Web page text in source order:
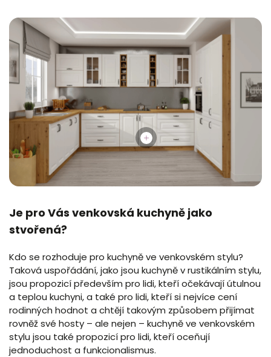
Je pro Vás venkovská kuchyně jako
stvořená?
Kdo se rozhoduje pro kuchyně ve venkovském stylu?
Taková uspořádání, jako jsou kuchyně v rustikálním stylu,
jsou propozicí především pro lidi, kteří očekávají útulnou
a teplou kuchyni, a také pro lidi, kteří si nejvíce cení
rodinných hodnot a chtějí takovým způsobem přijímat
rovněž své hosty – ale nejen – kuchyně ve venkovském
stylu jsou také propozicí pro lidi, kteří oceňují
jednoduchost a funkcionalismus.